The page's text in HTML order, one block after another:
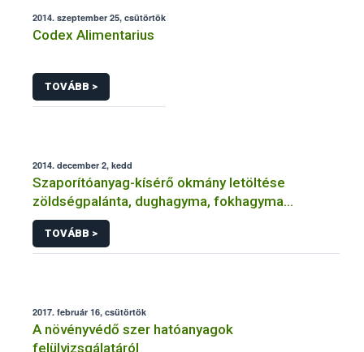
2014. szeptember 25, csütörtök
Codex Alimentarius
TOVÁBB >
2014. december 2, kedd
Szaporítóanyag-kísérő okmány letöltése
zöldségpalánta, dughagyma, fokhagyma
szaporítóanyag forgalomba hozatalához
(engedéllyel rendelkező ügyfelek részére)
TOVÁBB >
2017. február 16, csütörtök
A növényvédő szer hatóanyagok
felülvizsgálatáról